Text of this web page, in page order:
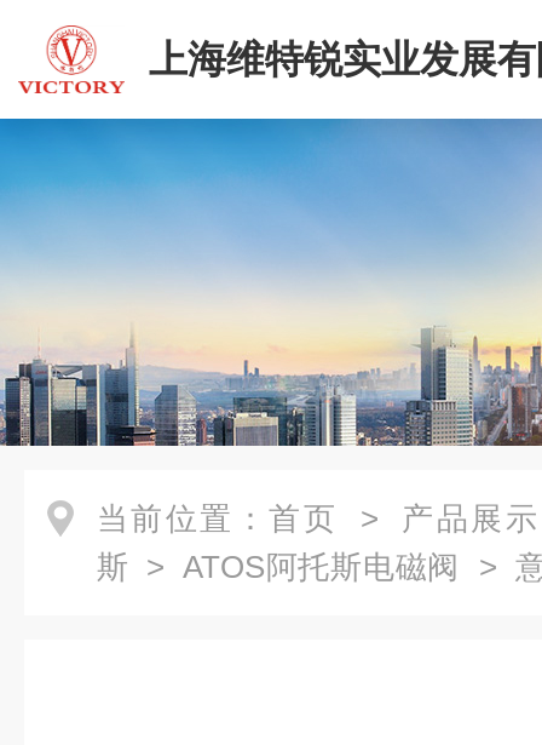
上海维特锐实业发展
当前位置： 首页 > 产品展示
斯 > ATOS阿托斯电磁阀 >